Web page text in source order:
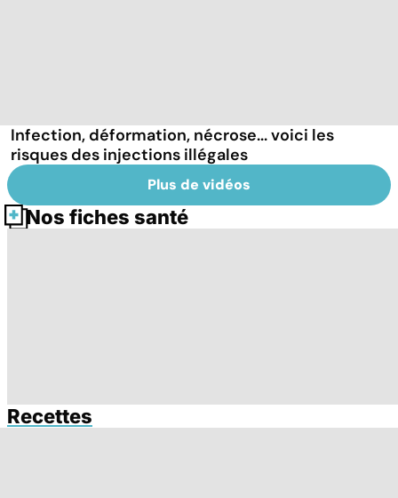
Infection, déformation, nécrose... voici les
risques des injections illégales
Plus de vidéos
Nos fiches santé
Tout savoir sur
Tout savoir sur la
Recettes